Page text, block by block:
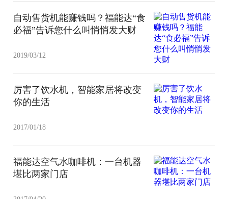
自动售货机能赚钱吗？福能达“食
必福”告诉您什么叫悄悄发大财
2019/03/12
厉害了饮水机，智能家居将改变
你的生活
2017/01/18
福能达空气水咖啡机：一台机器
堪比两家门店